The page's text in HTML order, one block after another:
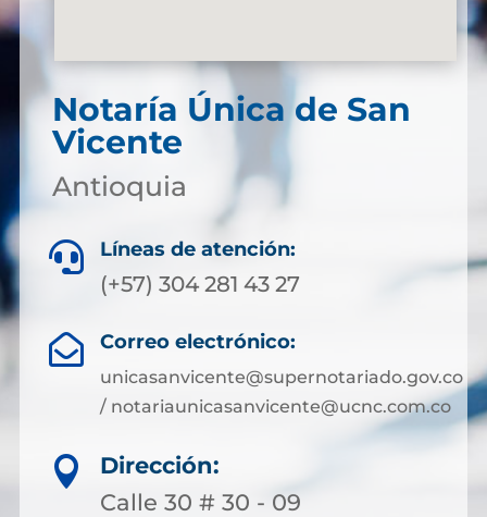
Notaría Única de San
Vicente
Antioquia
 Líneas de atención:
(+57) 304 281 43 27
 Correo electrónico:
unicasanvicente@supernotariado.gov.co
/ notariaunicasanvicente@ucnc.com.co

Dirección:
Calle 30 # 30 - 09